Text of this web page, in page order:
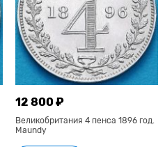
12 800 ₽
Великобритания 4 пенса 1896 год.
Maundy